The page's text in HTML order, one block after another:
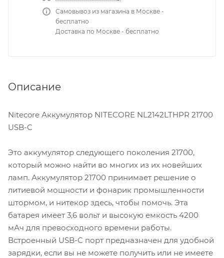
Самовывоз из магазина в Москве -
бесплатно
Доставка по Москве - бесплатно
Описание
Nitecore Аккумулятор NITECORE NL2142LTHPR 21700
USB-C
Это аккумулятор следующего поколения 21700,
который можно найти во многих из их новейших
ламп. Аккумулятор 21700 принимает решение о
литиевой мощности и фонарик промышленности
штормом, и нитекор здесь, чтобы помочь. Эта
батарея имеет 3,6 вольт и высокую емкость 4200
мАч для превосходного времени работы.
Встроенный USB-C порт предназначен для удобной
зарядки, если вы не можете получить или не имеете